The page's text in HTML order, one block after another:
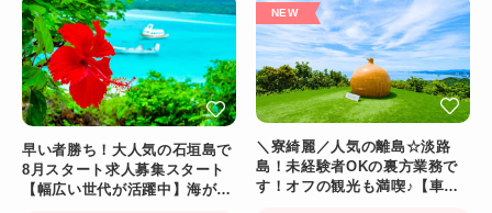
早い者勝ち！大人気の石垣島で
8月スタート求人募集スタート
【幅広い世代が活躍中】海が目
＼寮綺麗／人気の離島☆淡路
島！未経験者OKの裏方業務で
す！オフの観光も満喫♪【車持